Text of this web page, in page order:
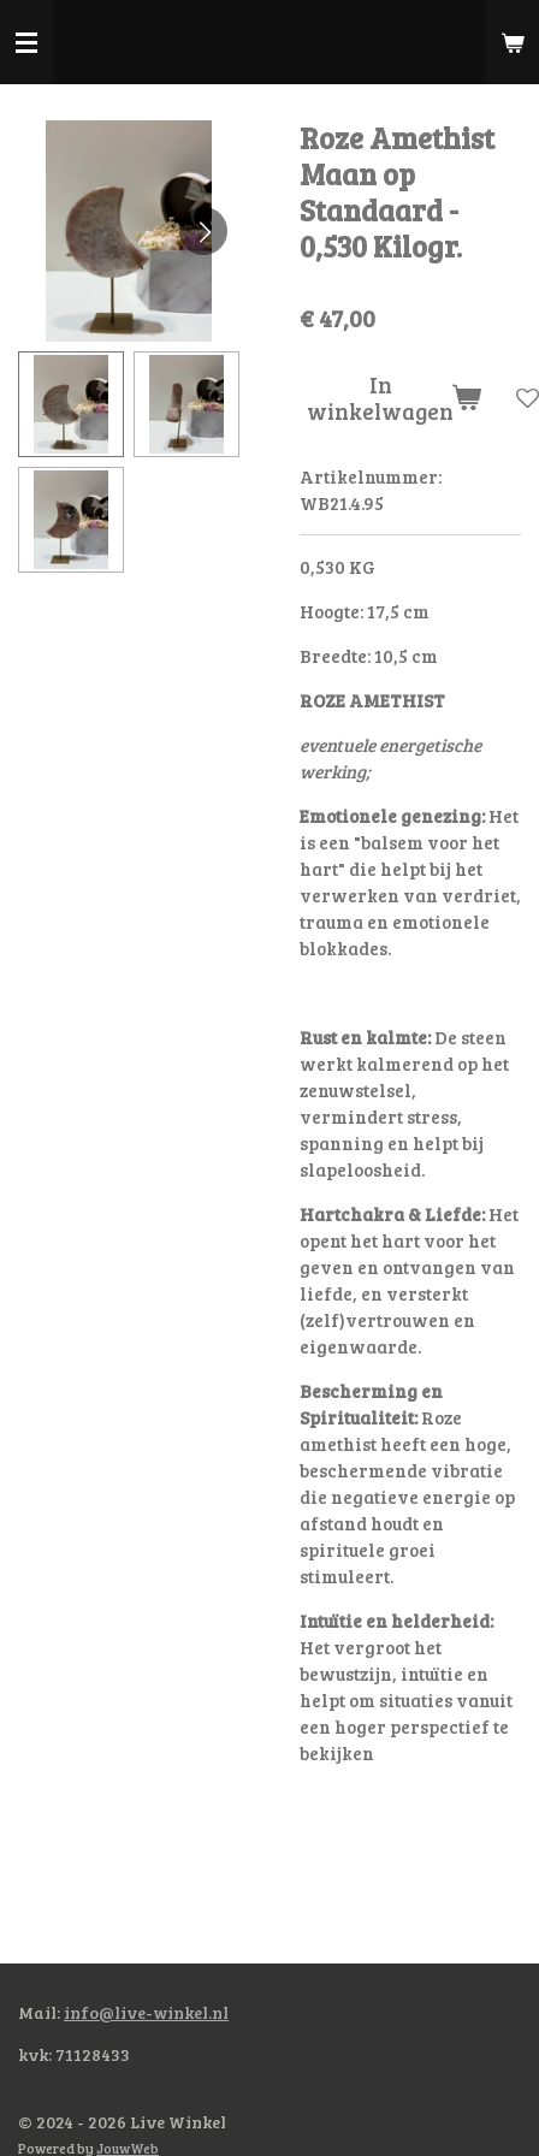
direct
Roze Amethist
Maan op
Standaard -
0,530 Kilogr.
€ 47,00
In
winkelwagen
Artikelnummer:
WB21.4.95
0,530 KG
Hoogte: 17,5 cm
Breedte: 10,5 cm
ROZE AMETHIST
eventuele energetische
werking;
Emotionele genezing:Het
is een "balsem voor het
hart" die helpt bij het
verwerken van verdriet,
trauma en emotionele
blokkades.
Rust en kalmte:De steen
werkt kalmerend op het
zenuwstelsel,
vermindert stress,
spanning en helpt bij
slapeloosheid.
Hartchakra & Liefde:Het
opent het hart voor het
geven en ontvangen van
liefde, en versterkt
(zelf)vertrouwen en
eigenwaarde.
Bescherming en
Spiritualiteit:Roze
amethist heeft een hoge,
beschermende vibratie
die negatieve energie op
afstand houdt en
spirituele groei
stimuleert.
Intuïtie en helderheid:
Het vergroot het
bewustzijn, intuïtie en
helpt om situaties vanuit
een hoger perspectief te
bekijken
Mail: info@live-winkel.nl
kvk: 71128433
© 2024 - 2026 Live Winkel
Powered byJouwWeb